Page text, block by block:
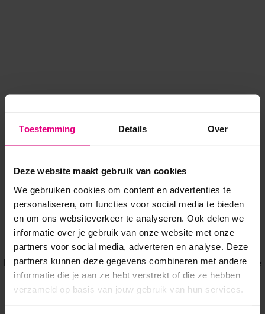
Toestemming Details Over
Deze website maakt gebruik van cookies
We gebruiken cookies om content en advertenties te
personaliseren, om functies voor social media te bieden
en om ons websiteverkeer te analyseren. Ook delen we
informatie over je gebruik van onze website met onze
partners voor social media, adverteren en analyse. Deze
partners kunnen deze gegevens combineren met andere
informatie die je aan ze hebt verstrekt of die ze hebben
verzameld op basis van jouw gebruik van hun services.
Application error: a client-side exception has occurred while
loadingwww.voordeeluitjes.nl (see the browser console for more
information).